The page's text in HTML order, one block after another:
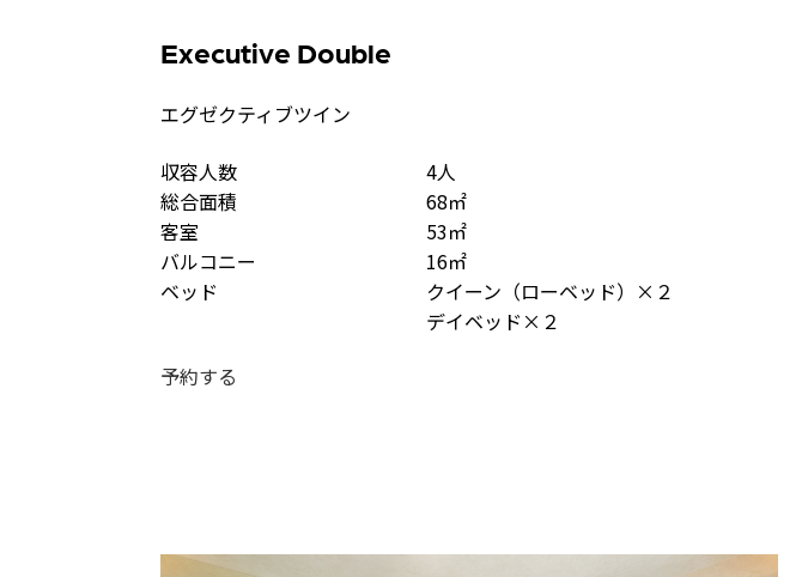
Executive Double
エグゼクティブツイン
収容人数
総合面積
客室
バルコニー
ベッド
4人
68㎡
53㎡
16㎡
クイーン（ローベッド）×２
デイベッド×２
予約する